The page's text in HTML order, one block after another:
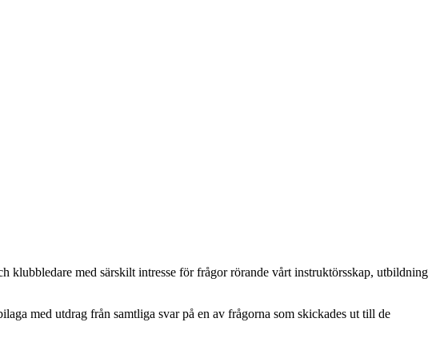
klubbledare med särskilt intresse för frågor rörande vårt instruktörsskap, utbildning
med utdrag från samtliga svar på en av frågorna som skickades ut till de